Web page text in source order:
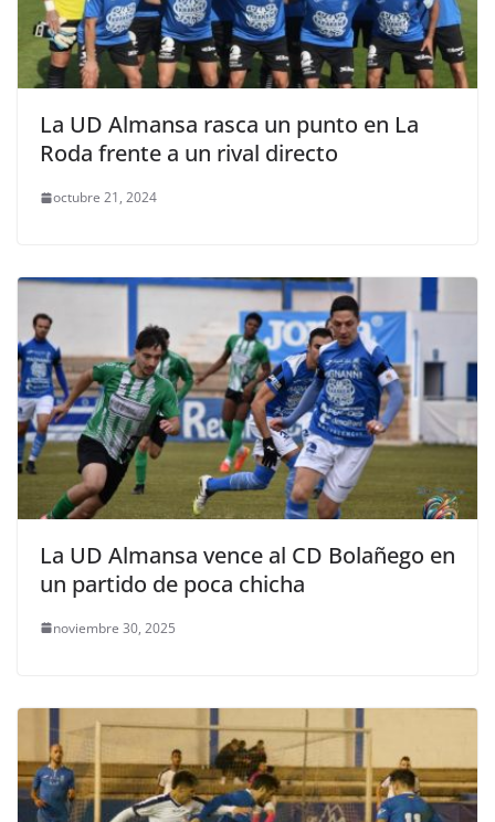
La UD Almansa rasca un punto en La
Roda frente a un rival directo
octubre 21, 2024
La UD Almansa vence al CD Bolañego en
un partido de poca chicha
noviembre 30, 2025